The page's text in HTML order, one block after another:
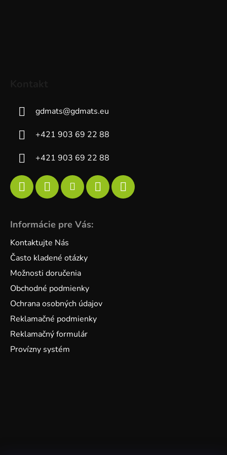
gdmats@gdmats.eu
+421 903 69 22 88
+421 903 69 22 88
Informácie pre Vás:
Kontaktujte Nás
Často kladené otázky
Možnosti doručenia
Obchodné podmienky
Ochrana osobných údajov
Reklamačné podmienky
Reklamačný formulár
Provízny systém